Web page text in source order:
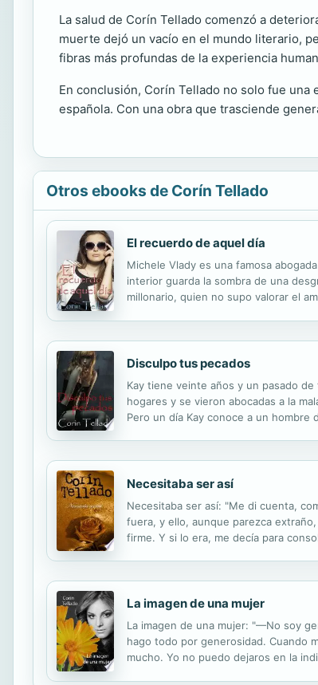
La salud de Corín Tellado comenzó a
muerte dejó un vacío en el mundo literario,
fibras más profundas de la experiencia
En conclusión, Corín Tellado no solo fue
española. Con una obra que trasciende
Otros ebooks de Corín Tellado
El recuerdo de aquel día
Michele Vlady es una famosa
interior guarda la sombra de una
millonario, quien no supo valorar el
Disculpo tus pecados
Kay tiene veinte años y un pasado
hogares y se vieron abocadas a la
Pero un día Kay conoce a un
Necesitaba ser así
Necesitaba ser así: "Me di cuenta,
fuera, y ello, aunque parezca
firme. Y si lo era, me decía para
La imagen de una mujer
La imagen de una mujer: "—No soy
hago todo por generosidad. Cuando
mucho. Yo no puedo dejaros en la